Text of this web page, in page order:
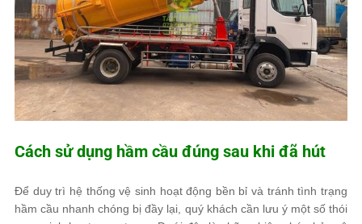
Cách sử dụng hầm cầu đúng sau khi đã hút
Để duy trì hệ thống vệ sinh hoạt động bền bỉ và tránh tình trạng
hầm cầu nhanh chóng bị đầy lại, quý khách cần lưu ý một số thói